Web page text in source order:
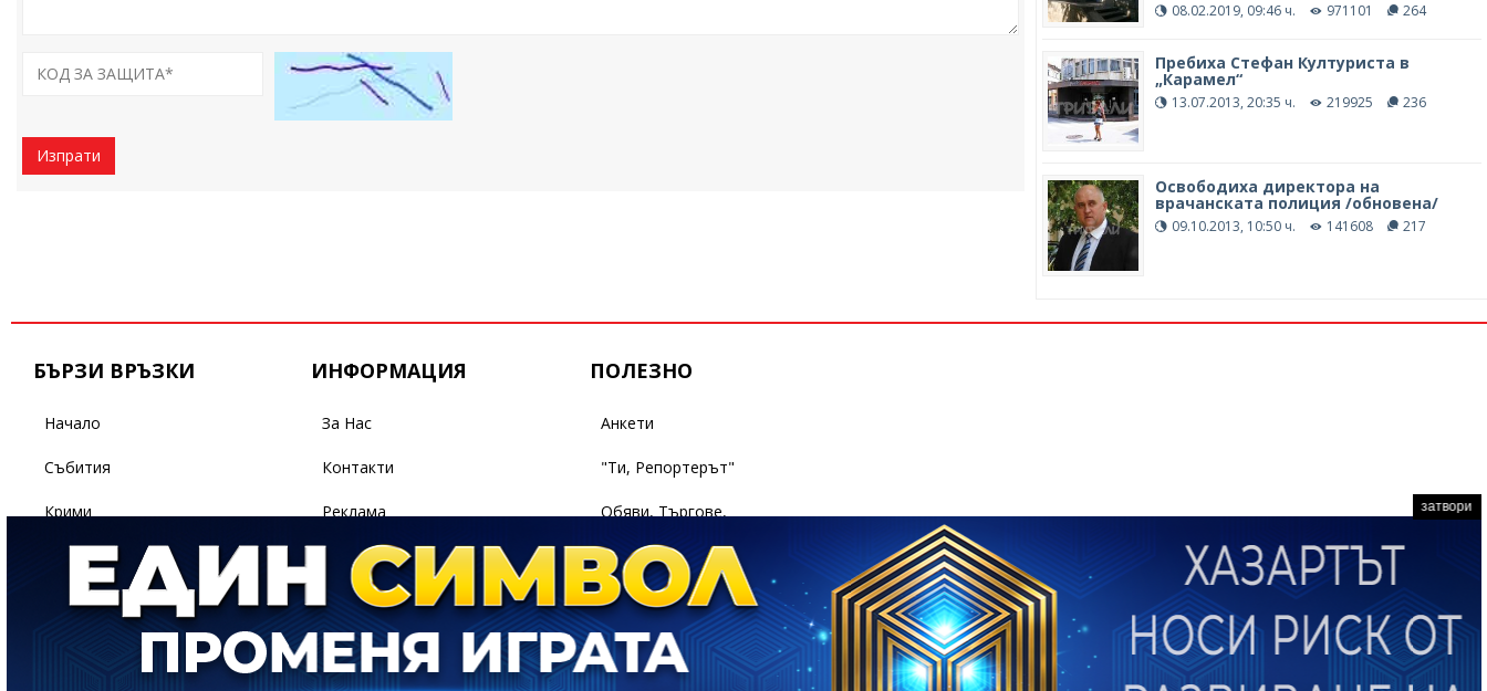
Изпрати
08.02.2019, 09:46 ч. 971101 264
Пребиха Стефан Културиста в
„Карамел“
13.07.2013, 20:35 ч. 219925 236
Освободиха директора на
врачанската полиция /обновена/
09.10.2013, 10:50 ч. 141608 217
БЪРЗИ ВРЪЗКИ
Начало
Събития
Крими
Бизнес
Политика
ИНФОРМАЦИЯ
За Нас
Контакти
Реклама
Условия За Ползване
Поверителност
ПОЛЕЗНО
Анкети
"Ти, Репортерът"
Обяви, Търгове,
затвори